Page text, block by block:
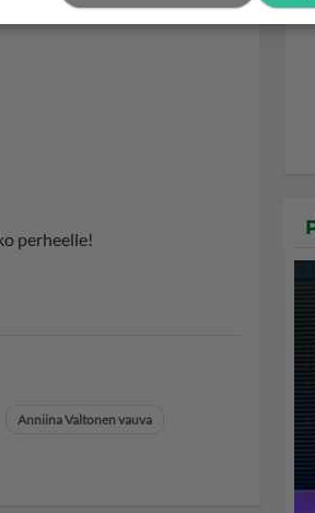
perheelle!
Anniina Valtonen vauva